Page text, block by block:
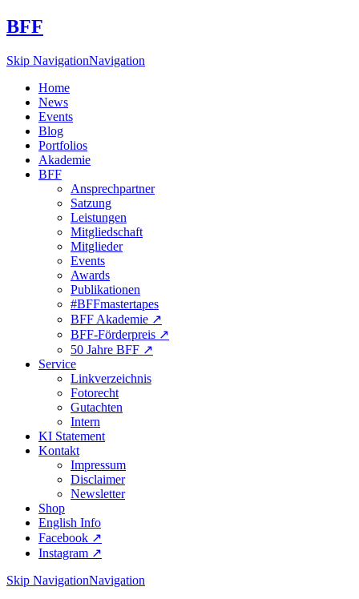
BFF
Skip NavigationNavigation
Home
News
Events
Blog
Portfolios
Akademie
BFF
Ansprechpartner
Satzung
Leistungen
Mitgliedschaft
Mitglieder
Events
Awards
Publikationen
#BFFmastertapes
BFF Akademie ↗︎
BFF-Förderpreis ↗︎
50 Jahre BFF ↗︎
Service
Linkverzeichnis
Fotorecht
Gutachten
Intern
KI Statement
Kontakt
Impressum
Disclaimer
Newsletter
Shop
English Info
Facebook ↗︎
Instagram ↗︎
Skip NavigationNavigation